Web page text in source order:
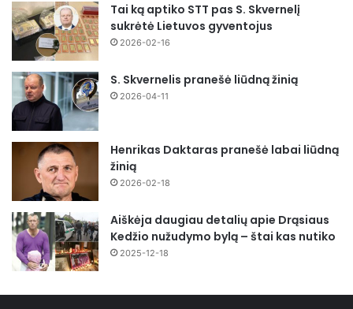
Tai ką aptiko STT pas S. Skvernelį
sukrėtė Lietuvos gyventojus
2026-02-16
S. Skvernelis pranešė liūdną žinią
2026-04-11
Henrikas Daktaras pranešė labai liūdną
žinią
2026-02-18
Aiškėja daugiau detalių apie Drąsiaus
Kedžio nužudymo bylą – štai kas nutiko
2025-12-18